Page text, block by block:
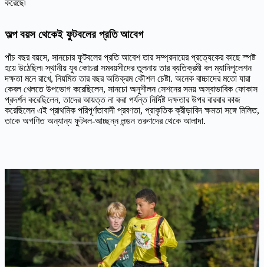
করেছে৷
অল্প বয়স থেকেই ফুটবলের প্রতি আবেগ
পাঁচ বছর বয়সে, সানচোর ফুটবলের প্রতি আবেশ তার সম্প্রদায়ের প্রত্যেকের কাছে স্পষ্ট
হয়ে উঠেছিল৷ স্থানীয় যুব কোচরা সমবয়সীদের তুলনায় তার ব্যতিক্রমী বল ম্যানিপুলেশন
দক্ষতা মনে রাখে, নিয়মিত তার বছর অতিক্রম কৌশল চেষ্টা. অনেক বাচ্চাদের মতো যারা
কেবল খেলতে উপভোগ করেছিলেন, সানচো অনুশীলন সেশনের সময় অস্বাভাবিক ফোকাস
প্রদর্শন করেছিলেন, তাদের আয়ত্ত না করা পর্যন্ত নির্দিষ্ট দক্ষতার উপর বারবার কাজ
করেছিলেন এই প্রাথমিক পরিপূর্ণতাবাদী প্রবণতা, প্রাকৃতিক ক্রীড়াবিদ ক্ষমতা সঙ্গে মিলিত,
তাকে অগণিত অন্যান্য ফুটবল-আচ্ছন্ন লন্ডন তরুণদের থেকে আলাদা.